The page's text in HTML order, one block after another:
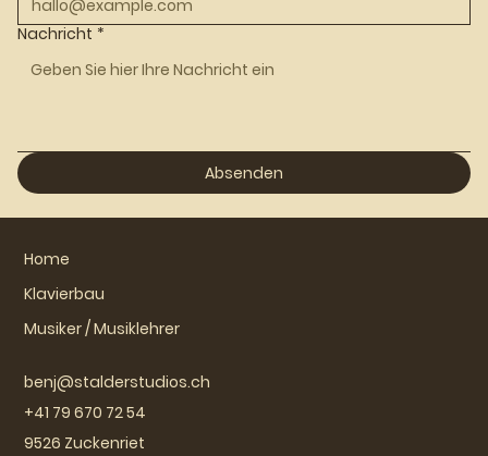
Nachricht *
Absenden
Home
Klavierbau
Musiker / Musiklehrer
benj@stalderstudios.ch
+41 79 670 72 54
9526 Zuckenriet